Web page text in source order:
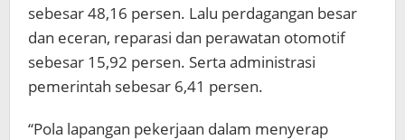
sebesar 48,16 persen. Lalu perdagangan besar
dan eceran, reparasi dan perawatan otomotif
sebesar 15,92 persen. Serta administrasi
pemerintah sebesar 6,41 persen.
“Pola lapangan pekerjaan dalam menyerap